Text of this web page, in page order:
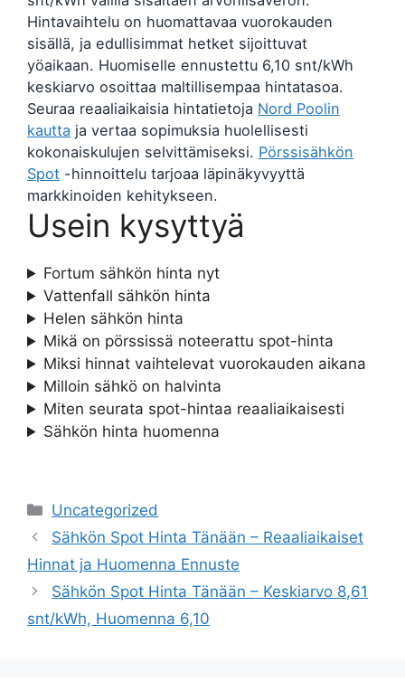
Hintavaihtelu on huomattavaa vuorokauden
sisällä, ja edullisimmat hetket sijoittuvat
yöaikaan. Huomiselle ennustettu 6,10 snt/kWh
keskiarvo osoittaa maltillisempaa hintatasoa.
Seuraa reaaliaikaisia hintatietoja Nord Poolin
kautta ja vertaa sopimuksia huolellisesti
kokonaiskulujen selvittämiseksi. Pörssisähkön
Spot -hinnoittelu tarjoaa läpinäkyvyyttä
markkinoiden kehitykseen.
Usein kysyttyä
Fortum sähkön hinta nyt
Vattenfall sähkön hinta
Helen sähkön hinta
Mikä on pörssissä noteerattu spot-hinta
Miksi hinnat vaihtelevat vuorokauden aikana
Milloin sähkö on halvinta
Miten seurata spot-hintaa reaaliaikaisesti
Sähkön hinta huomenna
Categories
Uncategorized
Sähkön Spot Hinta Tänään – Reaaliaikaiset
Hinnat ja Huomenna Ennuste
Sähkön Spot Hinta Tänään – Keskiarvo 8,61
snt/kWh, Huomenna 6,10